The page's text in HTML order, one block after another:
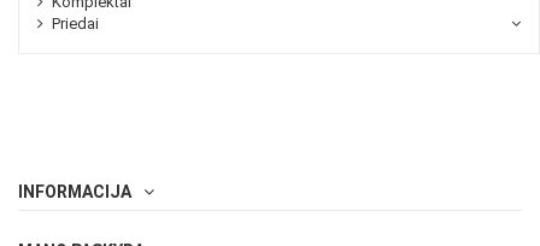
Priedai
INFORMACIJA